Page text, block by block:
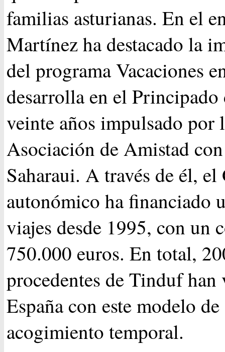
familias asturianas. En el
Martínez ha destacado la
del programa Vacaciones
desarrolla en el Principado
veinte años impulsado por
Asociación de Amistad
Saharaui. A través de él,
autonómico ha financiado
viajes desde 1995, con un
750.000 euros. En total,
procedentes de Tinduf
España con este modelo de
acogimiento temporal.